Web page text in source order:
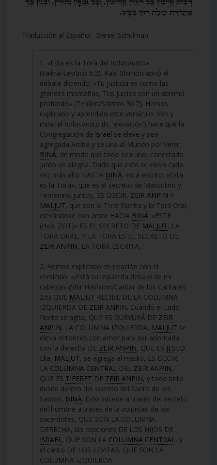
Traducción al Español: Daniel Schulman
1. «Esta es la Torá del holocausto»
(Vaikrá/Levítico 6:2). Rabí Shimón abrió el
debate diciendo: «Tu justicia es como las
grandes montañas, Tus juicios son un abismo
profundo» (Tehilim/Salmos 36:7). Hemos
explicado y aprendido este versículo. Ven y
mira: el holocausto (lit. ‘elevación’) hace que la
Congregación de Israel se eleve y sea
agregada Arriba y se una al Mundo por Venir,
BINÁ, de modo que todo sea uno, conectado
junto en alegría. Dado que este se eleva cada
vez más alto HASTA BINÁ, está escrito: «Esta
es la Torá», que es el secreto de Masculino y
Femenino juntos, ES DECIR, ZEIR ANPIN Y
MALJUT, que son la Torá Escrita y la Torá Oral,
elevándose con amor HACIA BINÁ. «ESTE
(Heb. ZOT)» ES EL SECRETO DE MALJUT, LA
TORÁ ORAL, Y LA TORÁ ES EL SECRETO DE
ZEIR ANPIN, LA TORÁ ESCRITA.
2. Hemos explicado en relación con el
versículo: «¡Está su izquierda debajo de mi
cabeza!» (Shir Hashirim/Cantar de los Cantares
2:6) QUE MALJUT RECIBE DE LA COLUMNA
IZQUIERDA DE ZEIR ANPIN. Cuando el Lado
Norte se agita, QUE ES GUEVURÁ DE ZEIR
ANPIN, LA COLUMNA IZQUIERDA, MALJUT se
eleva entonces con amor para ser adornada
con la derecha DE ZEIR ANPIN, QUE ES JESED.
Ella, MALJUT, se agrega al medio, ES DECIR,
LA COLUMNA CENTRAL DEL ZEIR ANPIN,
QUE ES TIFERET DE ZEIR ANPIN, y todo brilla
desde dentro del secreto del Santo de los
Santos, BINÁ. Esto sucede a través del secreto
del hombre a través de la voluntad de los
sacerdotes, QUE SON LA COLUMNA
DERECHA, las oraciones DE LOS HIJOS DE
ISRAEL , QUE SON LA COLUMNA CENTRAL , y
el canto DE LOS LEVITAS, QUE SON LA
COLUMNA IZQUIERDA.